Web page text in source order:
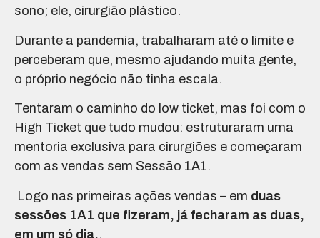
sono; ele, cirurgião plástico.
Durante a pandemia, trabalharam até o limite e
perceberam que, mesmo ajudando muita gente,
o próprio negócio não tinha escala.
Tentaram o caminho do low ticket, mas foi com o
High Ticket que tudo mudou: estruturaram uma
mentoria exclusiva para cirurgiões e começaram
com as vendas sem Sessão 1A1.
Logo nas primeiras ações vendas – em duas
sessões 1A1 que fizeram, já fecharam as duas,
em um só dia..